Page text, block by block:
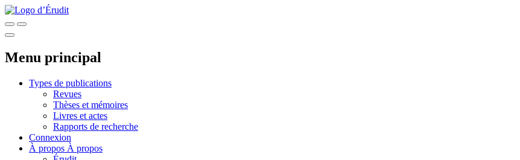
Menu principal
Types de publications
Revues
Thèses et mémoires
Livres et actes
Rapports de recherche
Connexion
À propos À propos